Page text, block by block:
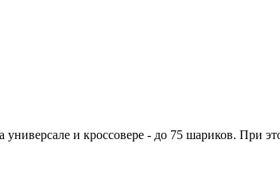
и кроссовере - до 75 шариков. При